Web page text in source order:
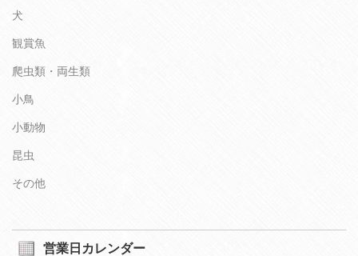
犬
観賞魚
爬虫類・両生類
小鳥
小動物
昆虫
その他
営業日カレンダー